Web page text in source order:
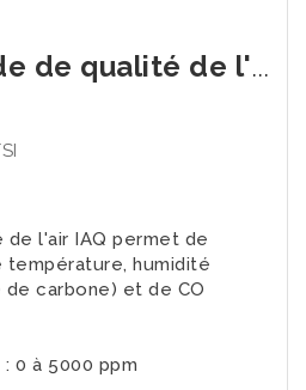
Location sonde de qualité de l'air TSI (HR% / CO / CO2)
de l'air IAQ permet de
humidité
de carbone) et de CO
0 à 5000 ppm